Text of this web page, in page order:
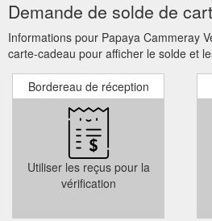
Demande de solde de
Informations pour Papaya Cammeray
carte-cadeau pour afficher le solde et
Bordereau de réception
Utiliser les reçus pour la
vérification